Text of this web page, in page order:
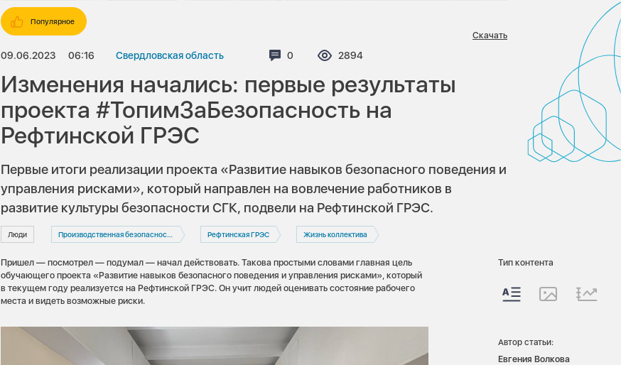
Популярное
09.06.2023 06:16 Свердловская область Комментариев:
0 Просмотров:
2894
Скачать
Изменения начались: первые результаты
проекта #ТопимЗаБезопасность на
Рефтинской ГРЭС
Первые итоги реализации проекта «Развитие навыков безопасного поведения и
управления рисками», который направлен на вовлечение работников в
развитие культуры безопасности СГК, подвели на Рефтинской ГРЭС.
Люди Производственная безопасность Рефтинская ГРЭС Жизнь коллектива
Пришел — посмотрел — подумал — начал действовать. Такова простыми словами главная цель
обучающего проекта «Развитие навыков безопасного поведения и управления рисками», который
в текущем году реализуется на Рефтинской ГРЭС. Он учит людей оценивать состояние рабочего
места и видеть возможные риски.
Тип контента
Автор статьи:
Евгения Волкова